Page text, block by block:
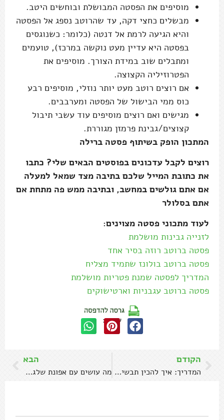
מוסיפים את הפסטה המבושלת ובוחשים היטב.
מבשלים כחצי דקה, עד שהרוטב נספג אל הפסטה
והיא הגיעה לרמת אל דנטה (כלומר: כשנוגסים
בפסטה היא עדיין מעט נוקשה במרכז), טועמים
ומתבלים שוב במידת הצורך. מוסיפים את
הפטרוזיליה הקצוצה.
אם רוצים רוטב מעט יותר נוזלי, מוסיפים רבע
כוס ממי הבישול של הפסטה ומערבבים.
מגישים ואם רוצים מוסיפים עוד עשבי תיבול
קצוצים/גבינת פרמזן מגוררת.
המתכון הופק בשיתוף פסטה ברילה
רוצים לקבל עדכונים בפוסטים הבאים שלי? כתבו
את כתובת המייל שלכם בתיבה מצד שמאל למעלה
אם אתם גולשים במחשב, ובתיבה ממש פה מתחת אם
אתם בסלולר
לעוד מתכוני פסטה מצוינים:
לזנייה גבינות מושלמת
פסטה ברוטב רוזה בסיר אחד
פסטה ברוטב בולונז שתמיד מצליח
המדריך לפסטה שמנת פטריות מושלמת
פסטה ברוטב עגבניות וארטישוקים
שתפו:
הקודם
המדריך: איך להכין תבשיל צ'ילי קון קרנה מושלם
הבא
מה עושים עם אפונת שלג? מדריך